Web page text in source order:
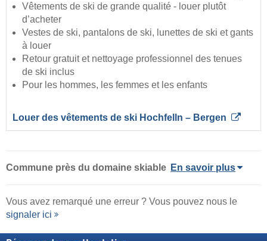
Vêtements de ski de grande qualité - louer plutôt
d’acheter
Vestes de ski, pantalons de ski, lunettes de ski et gants
à louer
Retour gratuit et nettoyage professionnel des tenues
de ski inclus
Pour les hommes, les femmes et les enfants
Louer des vêtements de ski Hochfelln – Bergen
Commune près du domaine skiable En savoir plus
Vous avez remarqué une erreur ? Vous pouvez nous le
signaler ici